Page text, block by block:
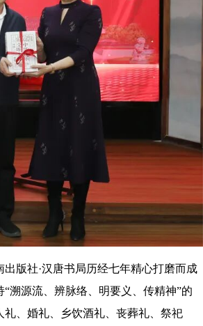
版社·汉唐书局历经七年精心打磨而成
溯源流、辨脉络、明要义、传精神”的
、婚礼、乡饮酒礼、丧葬礼、祭祀